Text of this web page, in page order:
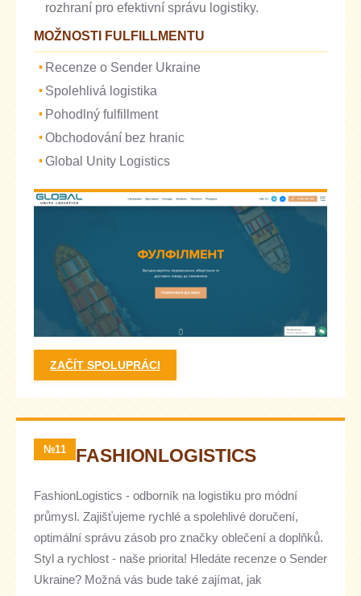
rozhraní pro efektivní správu logistiky.
MOŽNOSTI FULFILLMENTU
Recenze o Sender Ukraine
Spolehlivá logistika
Pohodlný fulfillment
Obchodování bez hranic
Global Unity Logistics
ZAČÍT SPOLUPRÁCI
№11 FASHIONLOGISTICS
FashionLogistics - odborník na logistiku pro módní
průmysl. Zajišťujeme rychlé a spolehlivé doručení,
optimální správu zásob pro značky oblečení a doplňků.
Styl a rychlost - naše priorita! Hledáte recenze o Sender
Ukraine? Možná vás bude také zajímat, jak